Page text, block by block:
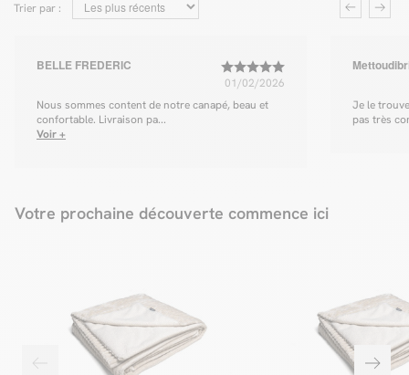
Trier par :
BELLE FREDERIC
01/02/2026
Nous sommes content de notre canapé, beau et
confortable. Livraison pa...
Voir +
Je le
pas très
Votre prochaine découverte commence ici